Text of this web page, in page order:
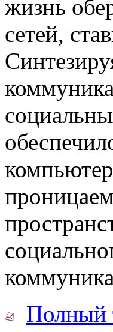
жизнь
сетей,
Полный